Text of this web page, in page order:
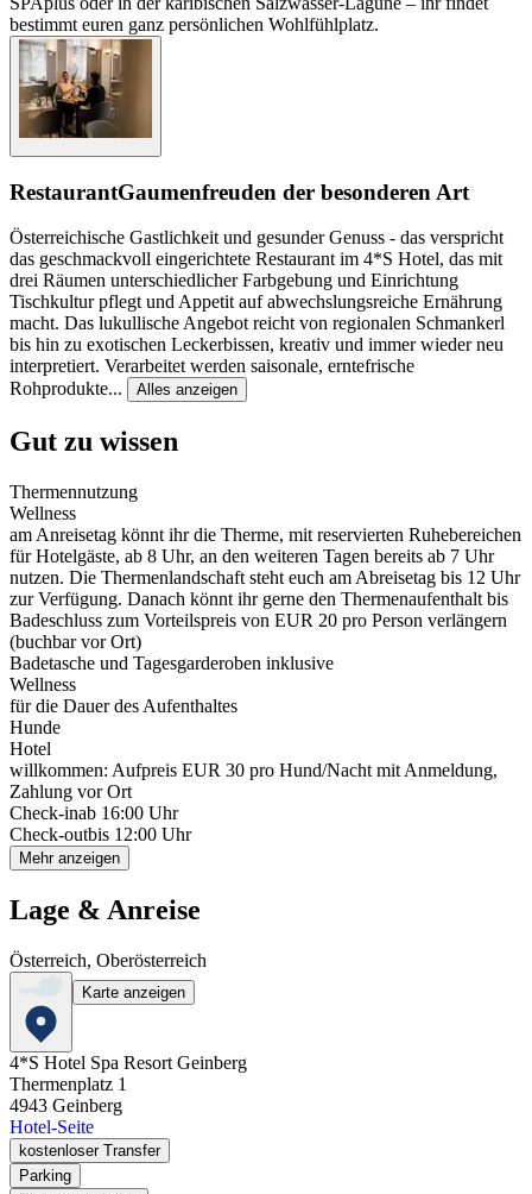
bestimmt euren ganz persönlichen Wohlfühlplatz.
RestaurantGaumenfreuden der besonderen Art
Österreichische Gastlichkeit und gesunder Genuss - das verspricht
das geschmackvoll eingerichtete Restaurant im 4*S Hotel, das mit
drei Räumen unterschiedlicher Farbgebung und Einrichtung
Tischkultur pflegt und Appetit auf abwechslungsreiche Ernährung
macht. Das lukullische Angebot reicht von regionalen Schmankerl
bis hin zu exotischen Leckerbissen, kreativ und immer wieder neu
interpretiert. Verarbeitet werden saisonale, erntefrische
Rohprodukte... Alles anzeigen
Gut zu wissen
Thermennutzung
Wellness
am Anreisetag könnt ihr die Therme, mit reservierten Ruhebereichen
für Hotelgäste, ab 8 Uhr, an den weiteren Tagen bereits ab 7 Uhr
nutzen. Die Thermenlandschaft steht euch am Abreisetag bis 12 Uhr
zur Verfügung. Danach könnt ihr gerne den Thermenaufenthalt bis
Badeschluss zum Vorteilspreis von EUR 20 pro Person verlängern
(buchbar vor Ort)
Badetasche und Tagesgarderoben inklusive
Wellness
für die Dauer des Aufenthaltes
Hunde
Hotel
willkommen: Aufpreis EUR 30 pro Hund/Nacht mit Anmeldung,
Zahlung vor Ort
Check-inab 16:00 Uhr
Check-outbis 12:00 Uhr
Mehr anzeigen
Lage & Anreise
Österreich, Oberösterreich
Karte anzeigen
4*S Hotel Spa Resort Geinberg
Thermenplatz 1
4943 Geinberg
Hotel-Seite
kostenloser Transfer
Parking